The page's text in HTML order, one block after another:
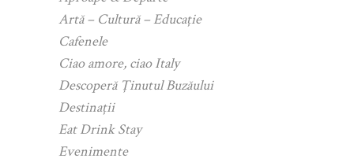
Artă – Cultură – Educație
Cafenele
Ciao amore, ciao Italy
Descoperă Ținutul Buzăului
Destinații
Eat Drink Stay
Evenimente